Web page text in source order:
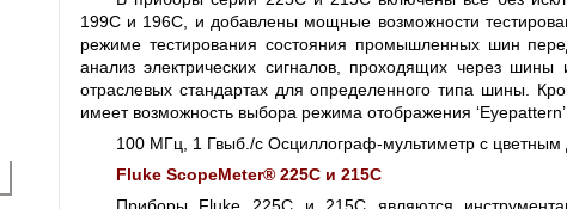
ОСЦИЛЛОГРАФЫ KEYSIGHT
TECHNOLOGIES СЕРИИ UXR
Прочитать
В НАЛИЧИИ! ZVH8,
КАБЕЛЕЙ И АНТЕНН, 100
(ГОСРЕЕСТР РФ)
Прочитать
199C и 196C, и добавлены мощные возможности
режиме тестирования состояния промышленных шин
анализ электрических сигналов, проходящих через
отраслевых стандартах для определенного типа шины.
имеет возможность выбора режима отображения
100 МГц, 1 Гвыб./с Осциллограф-мультиметр с
Fluke ScopeMeter® 225C и 215C
Приборы Fluke 225C и 215C являются